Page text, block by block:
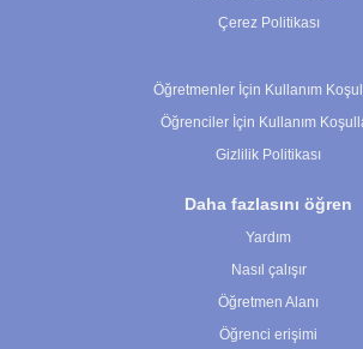
Çerez Politikası
Öğretmenler İçin Kullanım
Öğrenciler İçin Kullanım
Gizlilik Politikası
Daha fazlasını öğren
Yardım
Nasıl çalışır
Öğretmen Alanı
Öğrenci erişimi